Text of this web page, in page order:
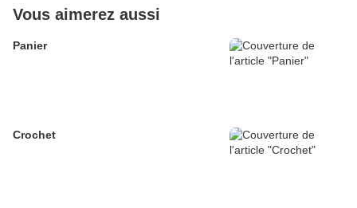
Vous aimerez aussi
Panier
Crochet